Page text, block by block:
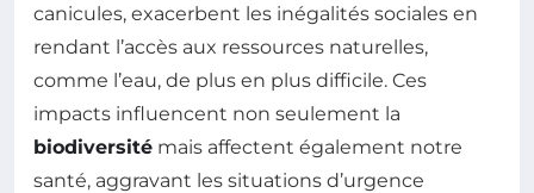
canicules, exacerbent les inégalités sociales en
rendant l’accès aux ressources naturelles,
comme l’eau, de plus en plus difficile. Ces
impacts influencent non seulement la
biodiversité mais affectent également notre
santé, aggravant les situations d’urgence